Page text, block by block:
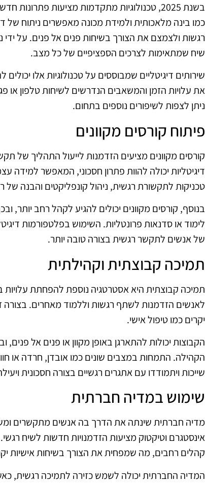
בשנת 2025, טכנולוגיות מתקדמות מציעות
כמו בינה מלאכותית ולמידת מכונה מאפשרים ניתוח
רגשות ולצמצם את הצורך בשיחות פנים אל פנים. על ידי
שיח שמתאימות לצרכים הספציפיים של כל מצב.
שירותים דיגיטליים שמבוססים על טכנולוגיות אלו
את עלויות הזמן והמשאבים הנדרשים לשיחות טלפון או
ניתן לצפות לשיפורים נוספים בתחום.
פיתוח קורסים מקוונים
קורסים מקוונים מציעים הזדמנות לייעול התהליך של
דיגיטליות יכולה להוות פתרון חסכוני, המאפשר למידה
טכניקות לתקשורת רגשית, ניהול קונפליקטים והבנה של
בנוסף, קורסים מקוונים יכולים להגיע לקהל רחב יותר,
לימוד או סדנאות פרונטליות. השימוש בפלטפורמות
של אנשים לתקשר רגשית בצורה טובה יותר.
תמיכה קבוצתית וקהילתית
תמיכה קבוצתית היא אסטרטגיה נוספת להפחתת
לאנשים הזדמנות לשתף רגשות וללמוד מאחרים. בצורה
יקרים כמו טיפול אישי.
הקבוצות יכולות להתארגן באופן מקוון או פנים אל
הקהילה. התמחות במצבים שונים כמו אובדן, חרדה או
שייכות ויתמודדו עם אתגרים רגשיים בצורה חסכונית
שימוש במדיה חברתית
מדיה חברתית שינתה את הדרך בה אנשים מתקשרים
אינסטגרם וטיקטוק מציעות הזדמנויות חדשות לשיח
קהלים רחבים, מה שמפחית את הצורך בשיחות אישיות
המדיה החברתית יכולה לשמש כזירה לתמיכה רגשית,